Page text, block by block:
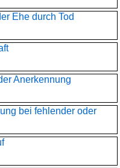
Ehe durch Tod
Anerkennung
bei fehlender oder